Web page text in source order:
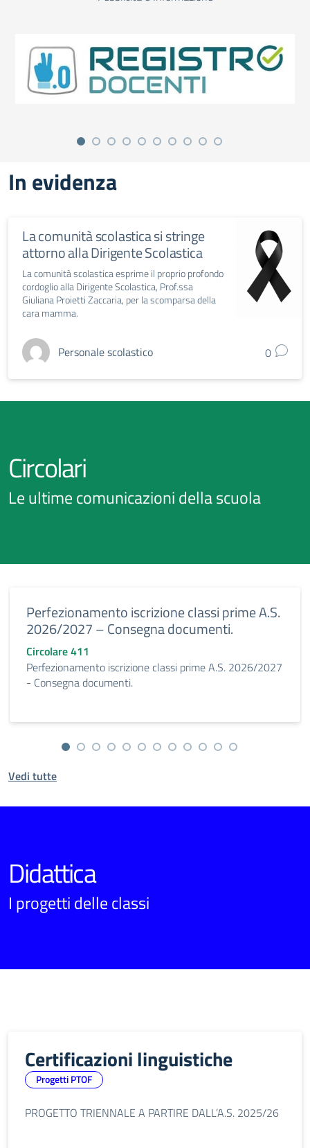
In evidenza
La comunità scolastica si stringe
attorno alla Dirigente Scolastica
La comunità scolastica esprime il proprio profondo
cordoglio alla Dirigente Scolastica, Prof.ssa
Giuliana Proietti Zaccaria, per la scomparsa della
cara mamma.
Personale scolastico 0
Circolari
Le ultime comunicazioni della scuola
Perfezionamento iscrizione classi prime A.S.
2026/2027 – Consegna documenti.
Circolare 411
Perfezionamento iscrizione classi prime A.S. 2026/2027
- Consegna documenti.
Vedi tutte
Didattica
I progetti delle classi
Certificazioni linguistiche
Progetti PTOF
PROGETTO TRIENNALE A PARTIRE DALL’A.S. 2025/26